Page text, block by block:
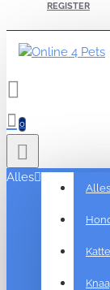
REGISTER
0
Alles
Alles